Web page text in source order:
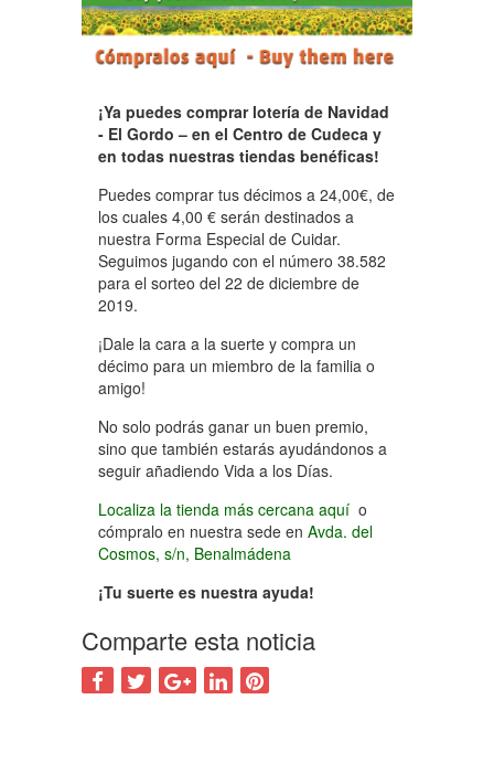
¡Ya puedes comprar lotería de Navidad
- El Gordo – en el Centro de Cudeca y
en todas nuestras tiendas benéficas!
Puedes comprar tus décimos a 24,00€, de
los cuales 4,00 € serán destinados a
nuestra Forma Especial de Cuidar.
Seguimos jugando con el número 38.582
para el sorteo del 22 de diciembre de
2019.
¡Dale la cara a la suerte y compra un
décimo para un miembro de la familia o
amigo!
No solo podrás ganar un buen premio,
sino que también estarás ayudándonos a
seguir añadiendo Vida a los Días.
Localiza la tienda más cercana aquí o
cómpralo en nuestra sede en Avda. del
Cosmos, s/n, Benalmádena
¡Tu suerte es nuestra ayuda!
Comparte esta noticia